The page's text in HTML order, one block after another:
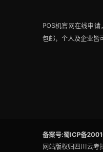
POS机官网在线申
包邮，个人及企业皆
备案号:蜀ICP备
网站版权归四川云考